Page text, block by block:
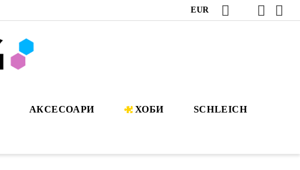
EUR
АКСЕСОАРИ ХОБИ SCHLEICH